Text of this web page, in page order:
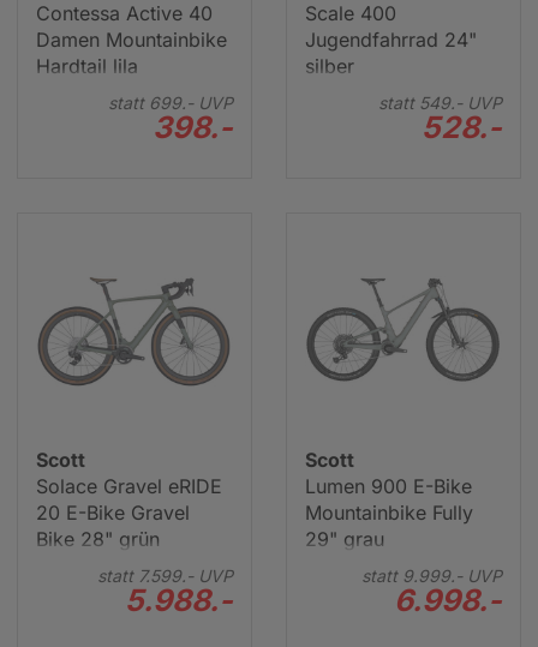
Contessa Active 40
Damen Mountainbike
Hardtail lila
statt 699.-UVP
398.-
Scale 400
Jugendfahrrad 24"
silber
statt 549.-UVP
528.-
Scott
Solace Gravel eRIDE
20 E-Bike Gravel
Bike 28" grün
statt 7.599.-UVP
5.988.-
Scott
Lumen 900 E-Bike
Mountainbike Fully
29" grau
statt 9.999.-UVP
6.998.-